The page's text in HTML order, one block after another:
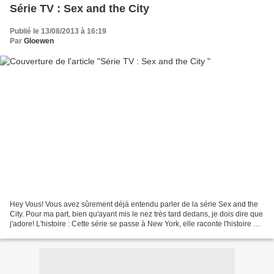
Série TV : Sex and the City
Publié le 13/08/2013 à 16:19
Par Gloewen
Hey Vous! Vous avez sûrement déjà entendu parler de la série Sex and the
City. Pour ma part, bien qu'ayant mis le nez très tard dedans, je dois dire que
j'adore! L'histoire : Cette série se passe à New York, elle raconte l'histoire de